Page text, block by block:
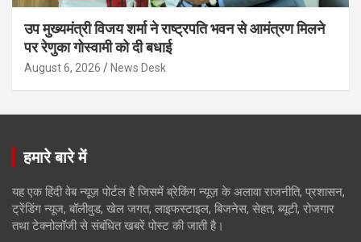
उप मुख्यमंत्री विजय शर्मा ने राष्ट्रपति भवन से आमंत्रण मिलने
पर रेणुका गोस्वामी को दी बधाई
August 6, 2026 News Desk
हमारे बारे में
यह एक हिंदी वेब न्यूज़ पोर्टल है जिसमें ब्रेकिंग न्यूज़ के अलावा राजनीति, प्रशासन,
ट्रेंडिंग न्यूज, बॉलीवुड, खेल जगत, लाइफस्टाइल, बिजनेस, सेहत, ब्यूटी, रोजगार
तथा टेक्नोलॉजी से संबंधित खबरें पोस्ट की जाती है।